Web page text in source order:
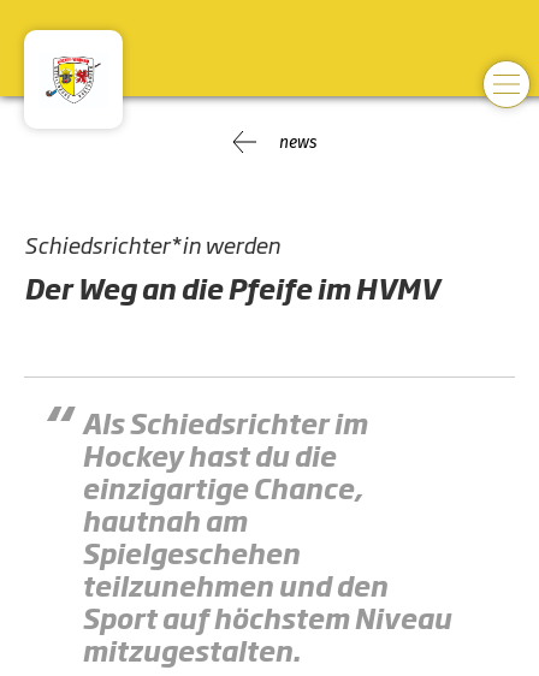
news
Schiedsrichter*in werden
Der Weg an die Pfeife im HVMV
Als Schiedsrichter im
Hockey hast du die
einzigartige Chance,
hautnah am
Spielgeschehen
teilzunehmen und den
Sport auf höchstem Niveau
mitzugestalten.